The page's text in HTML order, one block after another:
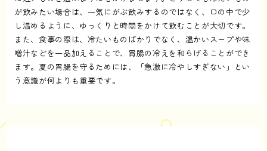
が飲みたい場合は、一気にがぶ飲みするのではなく、口の中で少
し温めるように、ゆっくりと時間をかけて飲むことが大切です。
また、食事の際は、冷たいものばかりでなく、温かいスープや味
噌汁などを一品加えることで、胃腸の冷えを和らげることができ
ます。夏の胃腸を守るためには、「急激に冷やしすぎない」とい
う意識が何よりも重要です。